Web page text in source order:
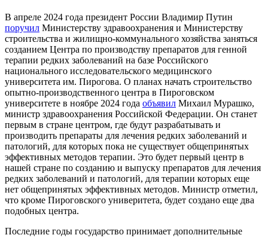
В апреле 2024 года президент России Владимир Путин
поручил Министерству здравоохранения и Министерству
строительства и жилищно-коммунального хозяйства заняться
созданием Центра по производству препаратов для генной
терапии редких заболеваний на базе Российского
национального исследовательского медицинского
университета им. Пирогова. О планах начать строительство
опытно-производственного центра в Пироговском
университете в ноябре 2024 года объявил Михаил Мурашко,
министр здравоохранения Российской Федерации. Он станет
первым в стране центром, где будут разрабатывать и
производить препараты для лечения редких заболеваний и
патологий, для которых пока не существует общепринятых
эффективных методов терапии. Это будет первый центр в
нашей стране по созданию и выпуску препаратов для лечения
редких заболеваний и патологий, для терапии которых еще
нет общепринятых эффективных методов. Министр отметил,
что кроме Пироговского универитета, будет создано еще два
подобных центра.
Последние годы государство принимает дополнительные